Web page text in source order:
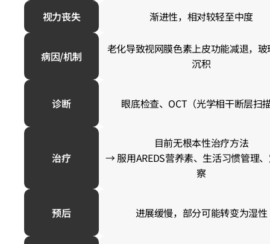
视力丧失 渐进性，相对较轻至中度
病因/机制
老化导致视网膜色素上皮功能减退，
沉积
诊断 眼底检查、OCT（光学相干断层扫
治疗
目前无根本性治疗方法
→ 服用AREDS营养素、生活习惯管理
察
预后 进展缓慢，部分可能转变为湿性